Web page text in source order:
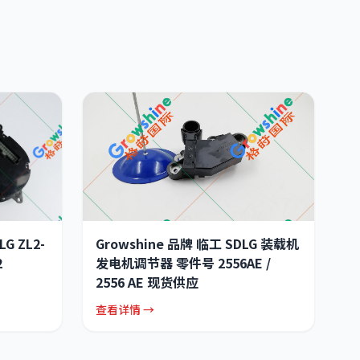
ZL2-
Growshine 品牌 临工 SDLG 装载机
发电机调节器 零件号 2556AE /
2556 AE 现货供应
查看详情 →